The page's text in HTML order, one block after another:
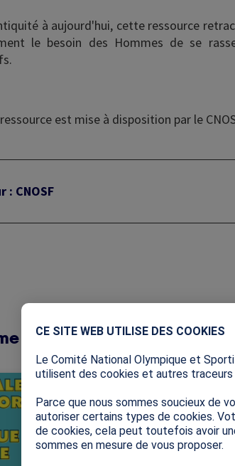
à aujourd'hui, cette ressource
le besoin des Hommes de se
est mise à disposition par le
: CNOSF
thématique (12)
ressource vise à
les valeurs
fondamentales du
respect, l'équité et
l'inclusion.
Image
notions
CE SITE WEB UTILISE DES COOKIES
Le Comité National Olympique et
utilisent des cookies et autres
Parce que nous sommes soucieux de
autoriser certains types de cookies.
de cookies, cela peut toutefois avoir
sommes en mesure de vous proposer.